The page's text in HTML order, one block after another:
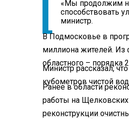
«Мы продолжим
способствовать
министр.
В Подмосковье в
миллиона жителей. Из
областного – порядка
Министр рассказал,
кубометров чистой
Ранее в области
работы на
реконструкции